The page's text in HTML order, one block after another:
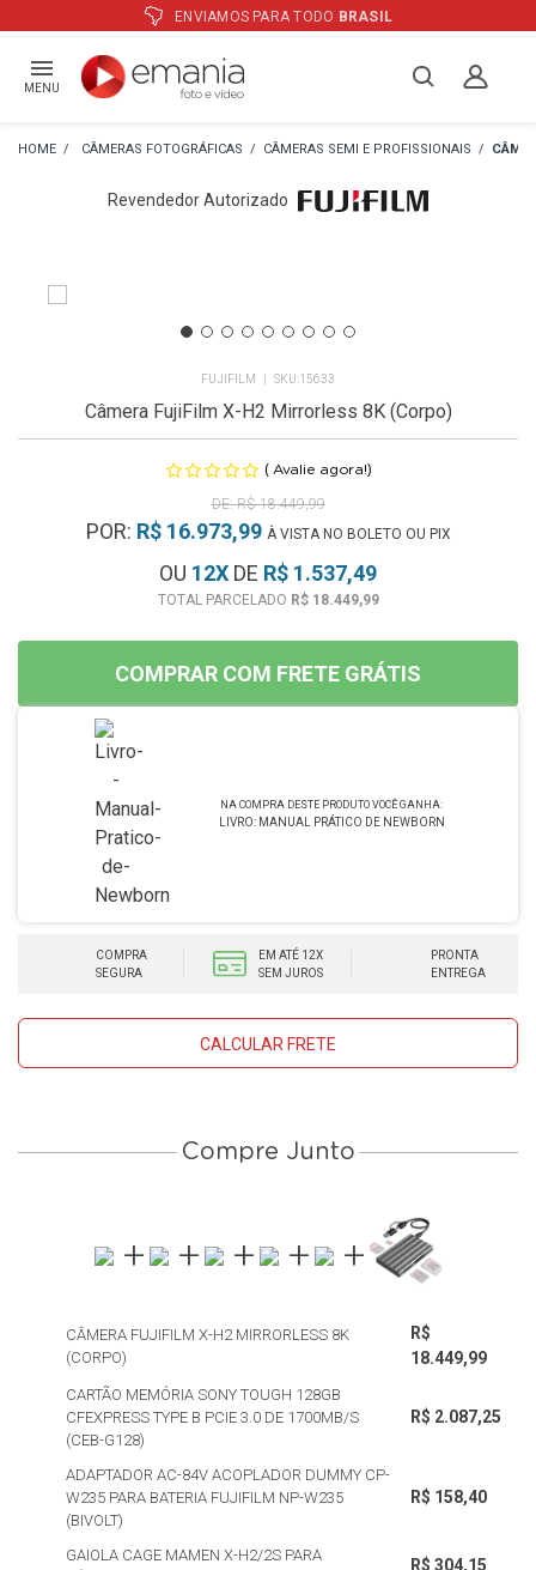
ATÉ12XE PREÇO ESPECIALNO BOLETO
MENU
CÂMERAS FOTOGRÁFICAS CÂMERAS SEMI E PROFISSIONAIS
Revendedor Autorizado
FUJIFILM 15633
Câmera FujiFilm X-H2 Mirrorless 8K (Corpo)
( Avalie agora!)
R$ 18.449,99
POR: R$ 16.973,99 À VISTA NO BOLETO OU PIX
OU 12X DE R$ 1.537,49
R$ 18.449,99
COMPRAR COM FRETE GRÁTIS
LIVRO: MANUAL PRÁTICO DE NEWBORN
COMPRA
SEGURA
EM ATÉ 12X
SEM JUROS
PRONTA
ENTREGA
CALCULAR FRETE
Compre Junto
CÂMERA FUJIFILM X-H2 MIRRORLESS 8K
(CORPO)
R$
18.449,99
CARTÃO MEMÓRIA SONY TOUGH 128GB
CFEXPRESS TYPE B PCIE 3.0 DE 1700MB/S
(CEB-G128)
R$ 2.087,25
ADAPTADOR AC-84V ACOPLADOR DUMMY CP-
W235 PARA BATERIA FUJIFILM NP-W235
(BIVOLT)
R$ 158,40
GAIOLA CAGE MAMEN X-H2/2S PARA
R$ 304,15